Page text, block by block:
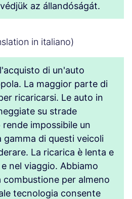
az állandóságát.
in italiano)
di un'auto
La maggior parte di
ricaricarsi. Le auto in
su strade
impossibile un
di questi veicoli
La ricarica è lenta e
nel viaggio. Abbiamo
combustione per almeno
tecnologia consente